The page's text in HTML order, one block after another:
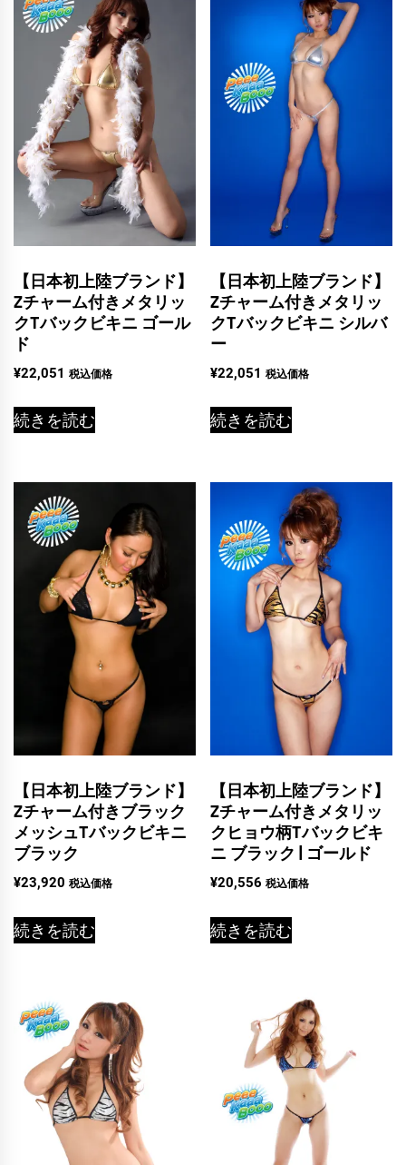
【日本初上陸ブランド】
Zチャーム付きメタリッ
クTバックビキニ ゴール
ド
¥22,051 税込価格
続きを読む
【日本初上陸ブランド】
Zチャーム付きメタリッ
クTバックビキニ シルバ
ー
¥22,051 税込価格
続きを読む
【日本初上陸ブランド】
Zチャーム付きブラック
メッシュTバックビキニ
ブラック
¥23,920 税込価格
続きを読む
【日本初上陸ブランド】
Zチャーム付きメタリッ
クヒョウ柄Tバックビキ
ニ ブラック | ゴールド
¥20,556 税込価格
続きを読む